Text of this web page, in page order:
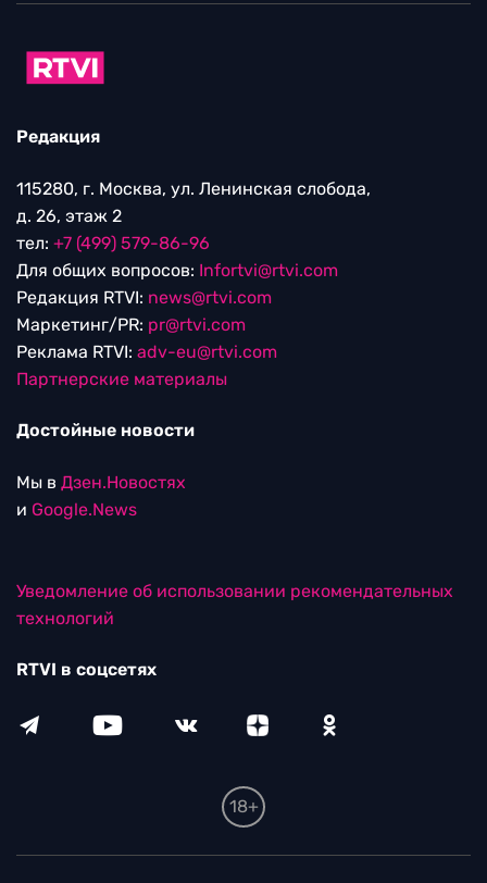
Редакция
115280, г. Москва, ул. Ленинская слобода,
д. 26, этаж 2
тел: +7 (499) 579-86-96
Для общих вопросов: Infortvi@rtvi.com
Редакция RTVI: news@rtvi.com
Маркетинг/PR: pr@rtvi.com
Реклама RTVI: adv-eu@rtvi.com
Партнерские материалы
Достойные новости
Мы в Дзен.Новостях
и Google.News
Уведомление об использовании рекомендательных
технологий
RTVI в соцсетях
18+